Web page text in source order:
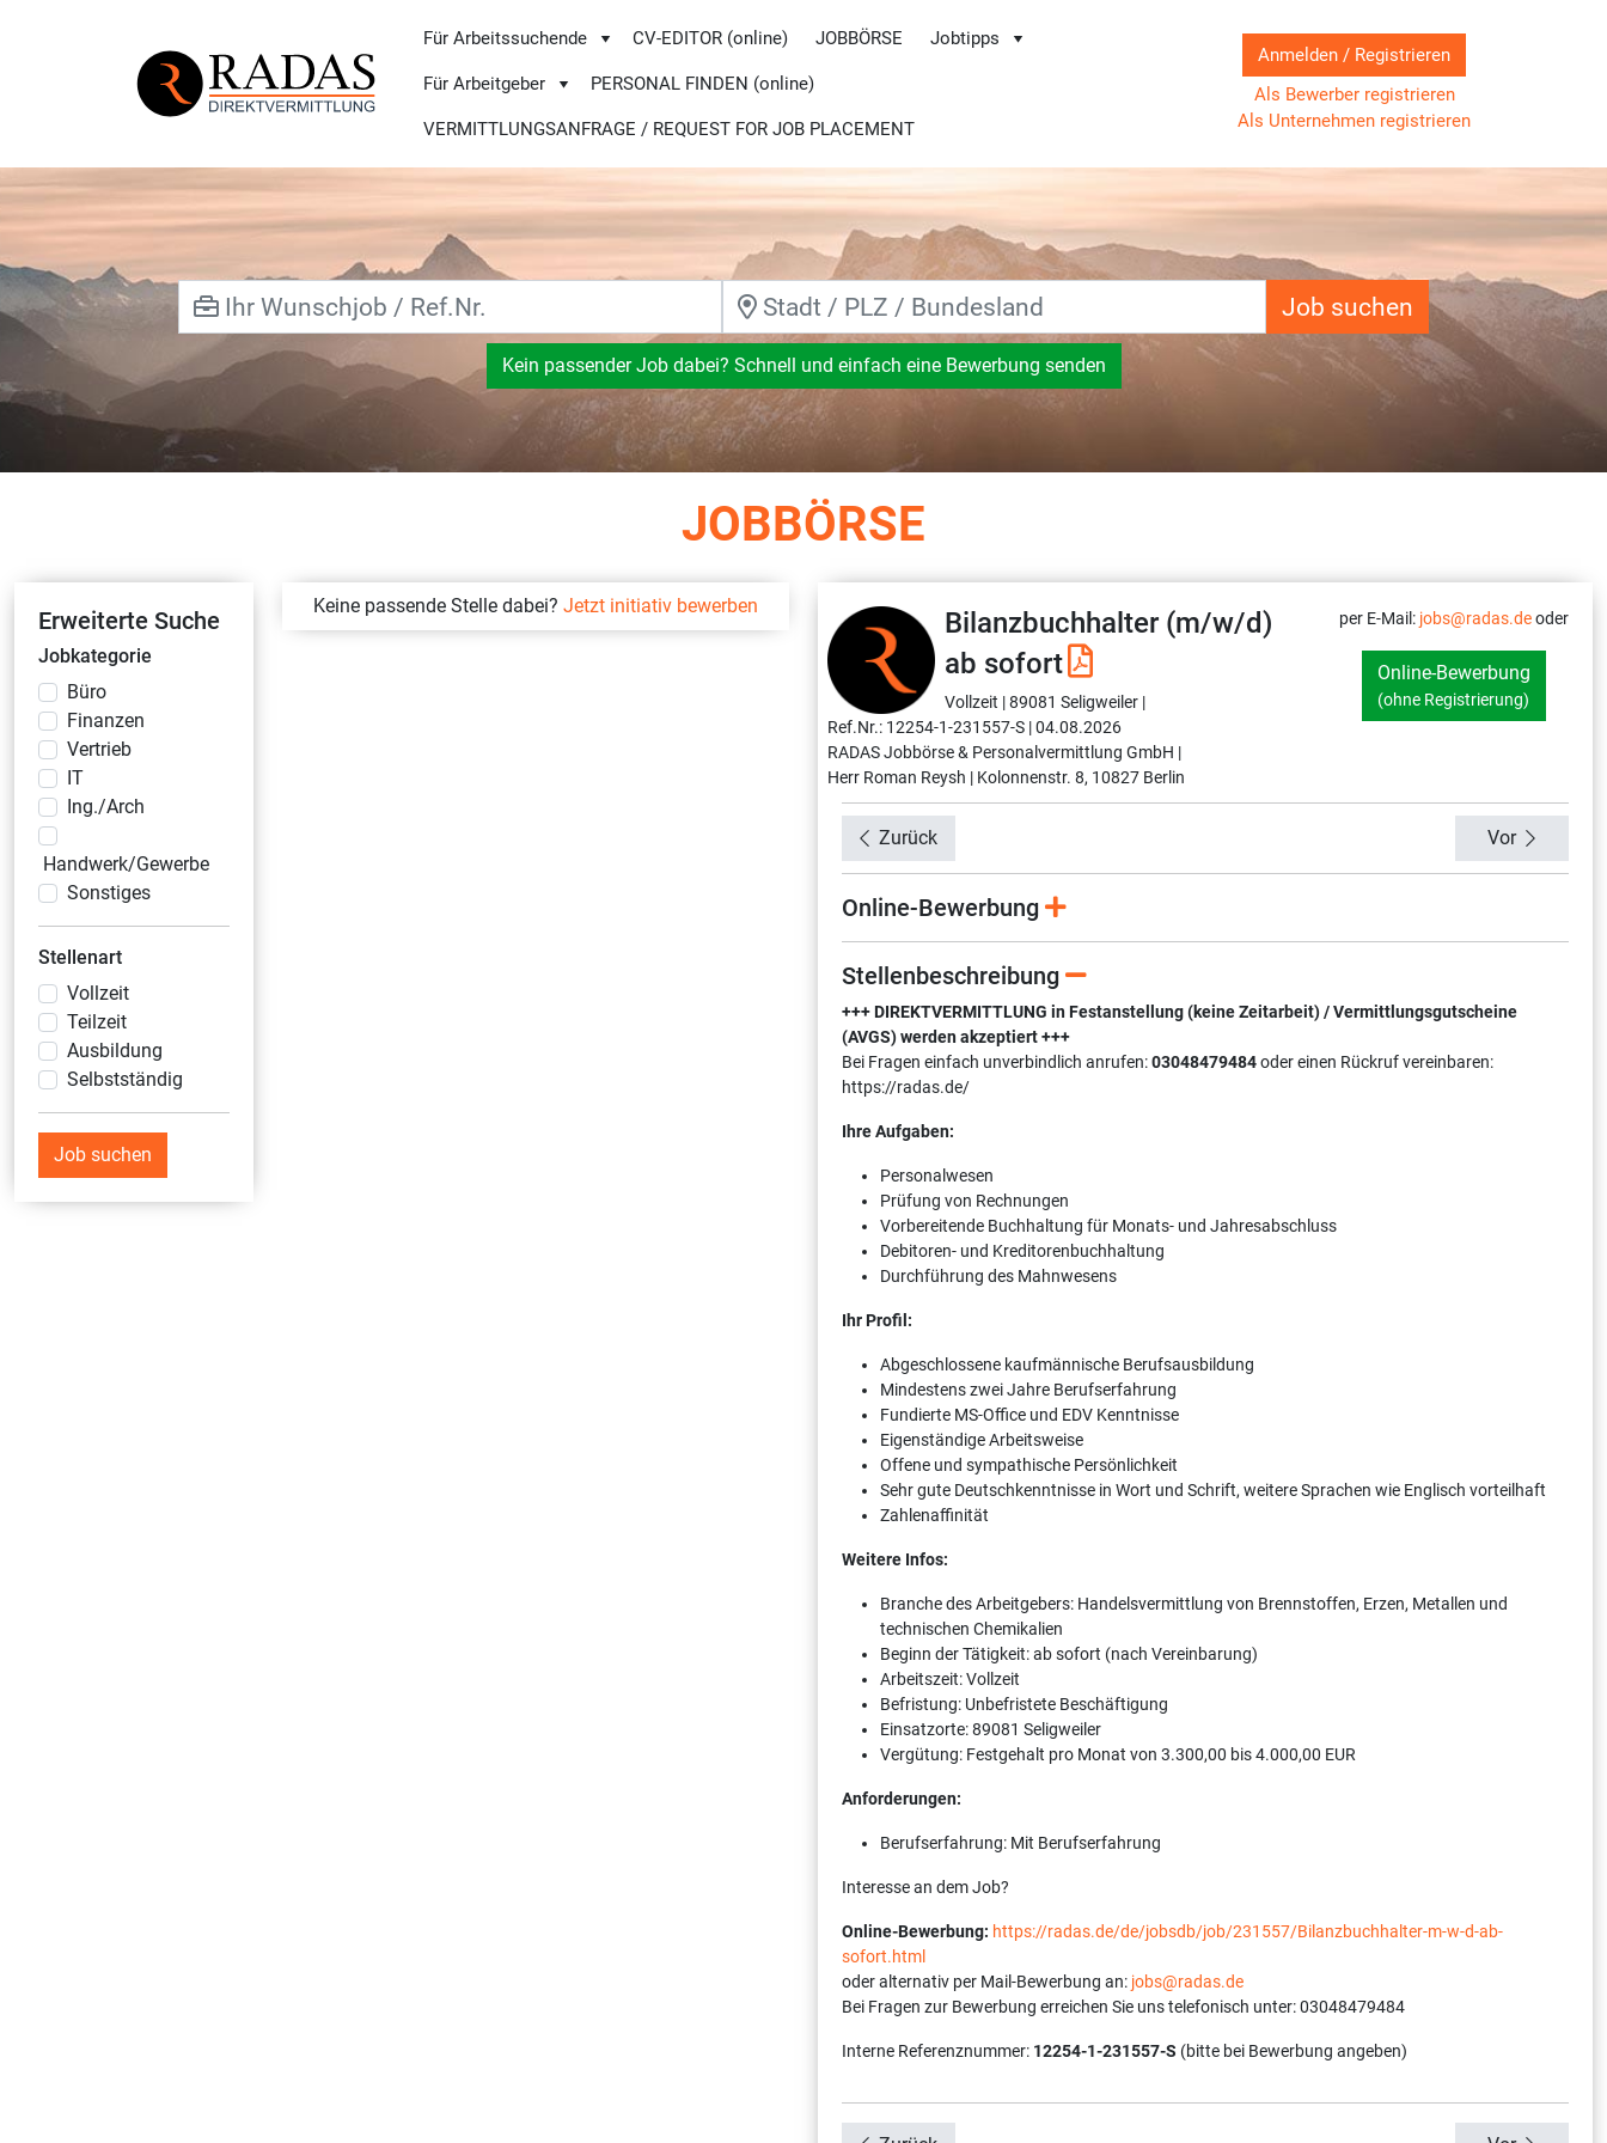
Für Arbeitssuchende CV-EDITOR (online) JOBBÖRSE Jobtipps
Für Arbeitgeber PERSONAL FINDEN (online)
VERMITTLUNGSANFRAGE / REQUEST FOR JOB PLACEMENT
Anmelden / Registrieren
Als Bewerber registrieren
Als Unternehmen registrieren
Job suchen
Kein passender Job dabei? Schnell und einfach eine Bewerbung senden
JOBBÖRSE
Erweiterte Suche
Jobkategorie
Büro
Finanzen
Vertrieb
IT
Ing./Arch
Handwerk/Gewerbe
Sonstiges
Stellenart
Vollzeit
Teilzeit
Ausbildung
Selbstständig
Job suchen
Keine passende Stelle dabei? Jetzt initiativ bewerben
Bilanzbuchhalter (m/w/d)
ab sofort
Vollzeit |89081 Seligweiler |
Ref.Nr.: 12254-1-231557-S |04.08.2026
RADAS Jobbörse & Personalvermittlung GmbH |
Herr Roman Reysh | Kolonnenstr. 8, 10827 Berlin
per E-Mail: jobs@radas.deoder
Online-Bewerbung
(ohne Registrierung)
Zurück Vor
Online-Bewerbung
Stellenbeschreibung
+++ DIREKTVERMITTLUNG in Festanstellung (keine Zeitarbeit) / Vermittlungsgutscheine
(AVGS) werden akzeptiert +++
Bei Fragen einfach unverbindlich anrufen:03048479484oder einen Rückruf vereinbaren:
https://radas.de/
Ihre Aufgaben:
Personalwesen
Prüfung von Rechnungen
Vorbereitende Buchhaltung für Monats- und Jahresabschluss
Debitoren- und Kreditorenbuchhaltung
Durchführung des Mahnwesens
Ihr Profil:
Abgeschlossene kaufmännische Berufsausbildung
Mindestens zwei Jahre Berufserfahrung
Fundierte MS-Office und EDV Kenntnisse
Eigenständige Arbeitsweise
Offene und sympathische Persönlichkeit
Sehr gute Deutschkenntnisse in Wort und Schrift, weitere Sprachen wie Englisch vorteilhaft
Zahlenaffinität
Weitere Infos:
Branche des Arbeitgebers: Handelsvermittlung von Brennstoffen, Erzen, Metallen und
technischen Chemikalien
Beginn der Tätigkeit: ab sofort (nach Vereinbarung)
Arbeitszeit: Vollzeit
Befristung: Unbefristete Beschäftigung
Einsatzorte: 89081 Seligweiler
Vergütung: Festgehalt pro Monat von 3.300,00 bis 4.000,00 EUR
Anforderungen:
Berufserfahrung: Mit Berufserfahrung
Interesse an dem Job?
Online-Bewerbung: https://radas.de/de/jobsdb/job/231557/Bilanzbuchhalter-m-w-d-ab-
sofort.html
oder alternativ per Mail-Bewerbung an: jobs@radas.de
Bei Fragen zur Bewerbung erreichen Sie uns telefonisch unter: 03048479484
Interne Referenznummer: 12254-1-231557-S (bitte bei Bewerbung angeben)